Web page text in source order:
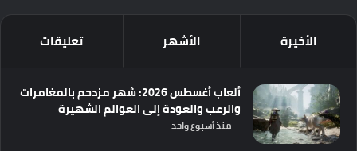
الأخيرة الأشهر تعليقات
ألعاب أغسطس 2026: شهر مزدحم بالمغامرات
والرعب والعودة إلى العوالم الشهيرة
منذ أسبوع واحد